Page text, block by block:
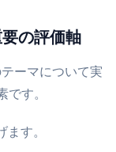
の評価軸
ーマについて実
です。
す。